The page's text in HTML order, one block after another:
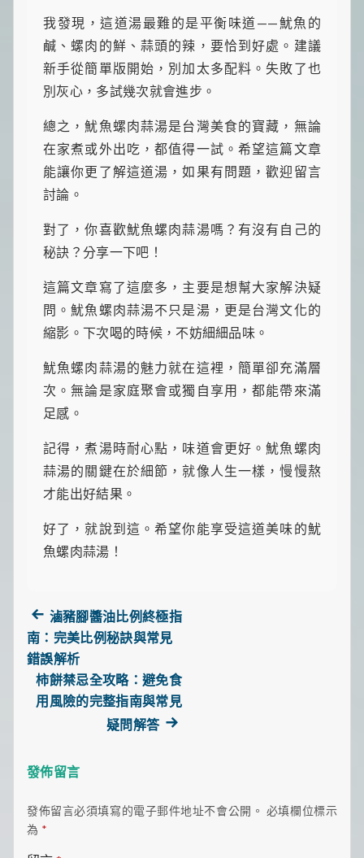
我發現，這道湯最難的是平衡味道——魷魚的
鹹、螺肉的鮮、蒜頭的辣，要恰到好處。建議
新手從簡單版開始，別加太多配料。失敗了也
別灰心，多試幾次就會進步。
總之，魷魚螺肉蒜湯是台灣美食的寶藏，無論
在家煮或外出吃，都值得一試。希望這篇文章
能讓你更了解這道湯，如果有問題，歡迎留言
討論。
對了，你喜歡魷魚螺肉蒜湯嗎？有沒有自己的
秘訣？分享一下吧！
這篇文章寫了這麼多，主要是想幫大家解決疑
問。魷魚螺肉蒜湯不只是湯，更是台灣文化的
縮影。下次喝的時候，不妨細細品味。
魷魚螺肉蒜湯的魅力就在這裡，簡單卻充滿層
次。無論是家庭聚會或獨自享用，都能帶來滿
足感。
記得，煮湯時耐心點，味道會更好。魷魚螺肉
蒜湯的關鍵在於細節，就像人生一樣，慢慢熬
才能出好結果。
好了，就說到這。希望你能享受這道美味的魷
魚螺肉蒜湯！
文
章
Previous
post:
滷豬腳醬油比例終極指
南：完美比例秘訣與常見
錯誤解析
柿餅禁忌全攻略：避免食
用風險的完整指南與常見
疑問解答Next
發佈留言
發佈留言必須填寫的電子郵件地址不會公開。 必填欄位標示
為 *